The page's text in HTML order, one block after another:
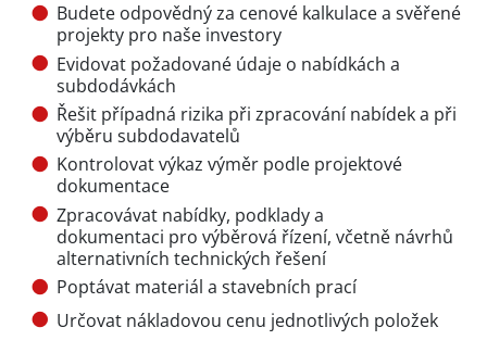
Budete odpovědný za cenové kalkulace a svěřené
projekty pro naše investory
Evidovat požadované údaje o nabídkách a
subdodávkách
Řešit případná rizika při zpracování nabídek a při
výběru subdodavatelů
Kontrolovat výkaz výměr podle projektové
dokumentace
Zpracovávat nabídky, podklady a
dokumentaci pro výběrová řízení, včetně návrhů
alternativních technických řešení
Poptávat materiál a stavebních prací
Určovat nákladovou cenu jednotlivých položek